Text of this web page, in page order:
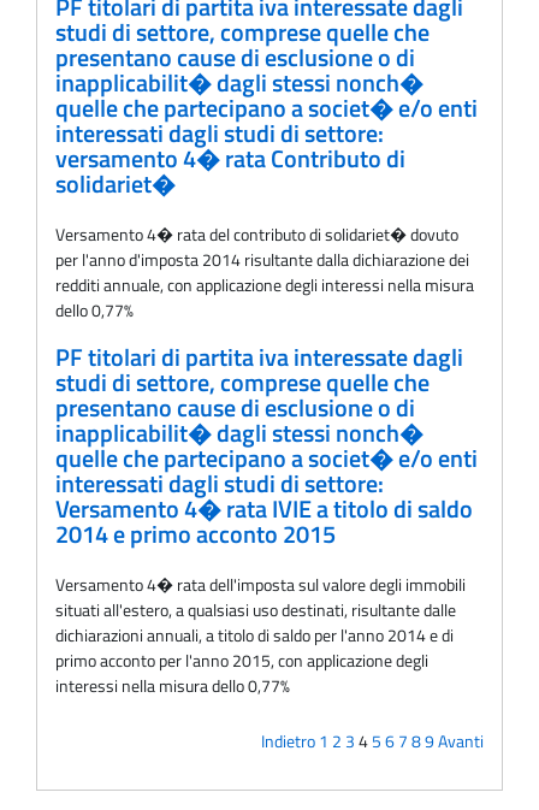
studi di settore, comprese quelle che
presentano cause di esclusione o di
inapplicabilit� dagli stessi nonch�
quelle che partecipano a societ� e/o enti
interessati dagli studi di settore:
versamento 4� rata Contributo di
solidariet�
Versamento 4� rata del contributo di solidariet� dovuto
per l'anno d'imposta 2014 risultante dalla dichiarazione dei
redditi annuale, con applicazione degli interessi nella misura
dello 0,77%
PF titolari di partita iva interessate dagli
studi di settore, comprese quelle che
presentano cause di esclusione o di
inapplicabilit� dagli stessi nonch�
quelle che partecipano a societ� e/o enti
interessati dagli studi di settore:
Versamento 4� rata IVIE a titolo di saldo
2014 e primo acconto 2015
Versamento 4� rata dell'imposta sul valore degli immobili
situati all'estero, a qualsiasi uso destinati, risultante dalle
dichiarazioni annuali, a titolo di saldo per l'anno 2014 e di
primo acconto per l'anno 2015, con applicazione degli
interessi nella misura dello 0,77%
Indietro1 2 3456789Avanti